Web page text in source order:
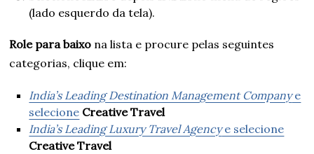
(lado esquerdo da tela).
Role para baixo na lista e procure pelas seguintes
categorias, clique em:
India’s Leading Destination Management Companye
selecione Creative Travel
India’s Leading Luxury Travel Agencye selecione
Creative Travel